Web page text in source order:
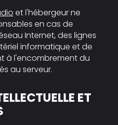
et l'hébergeur ne
en cas de
Internet, des lignes
informatique et de
à l'encombrement du
au serveur.
ET